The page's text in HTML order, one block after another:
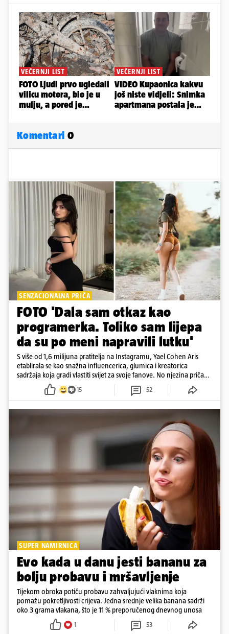
Komentari 0
SENZACIONALNA PRIČA
FOTO 'Dala sam otkaz kao
programerka. Toliko sam lijepa
da su po meni napravili lutku'
S više od 1,6 milijuna pratitelja na Instagramu, Yael Cohen Aris
etablirala se kao snažna influencerica, glumica i kreatorica
sadržaja koja gradi vlastiti svijet za svoje fanove. No njezina priča
pokazuje da online slava dolazi i s neočekivanim izazovima
15 52
SUPER NAMIRNICA
Evo kada u danu jesti bananu za
bolju probavu i mršavljenje
Tijekom obroka potiču probavu zahvaljujući vlaknima koja
pomažu pokretljivosti crijeva. Jedna srednje velika banana sadrži
oko 3 grama vlakana, što je 11 % preporučenog dnevnog unosa
1 53